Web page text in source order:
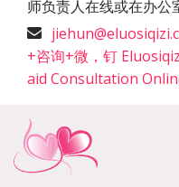
师负责人在线或在办公
+咨询+微，钉
aid Consultation